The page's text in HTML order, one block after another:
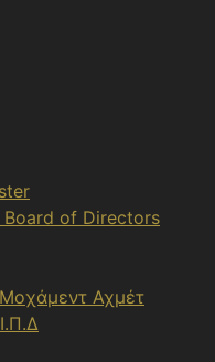
Board of Directors
Αχμέτ